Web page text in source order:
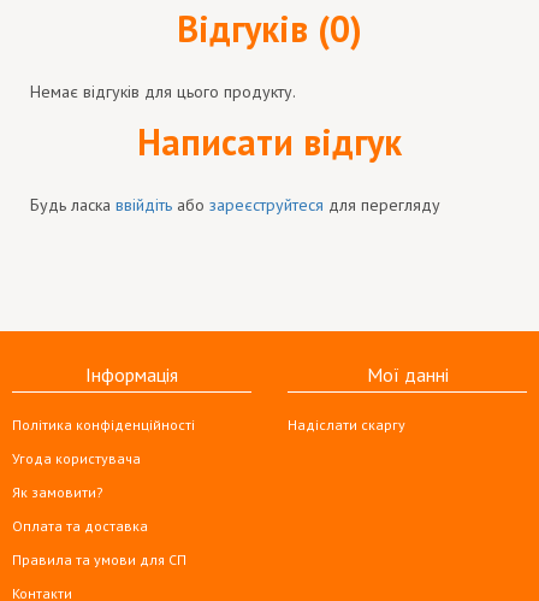
Відгуків (0)
Немає відгуків для цього продукту.
Написати відгук
Будь ласка ввійдіть або зареєструйтеся для перегляду
Інформація
Політика конфіденційності
Угода користувача
Як замовити?
Оплата та доставка
Правила та умови для СП
Контакти
Мої данні
Надіслати скаргу